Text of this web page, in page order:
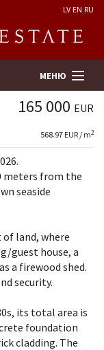
LV EN RU
МЕНЮ
165 000 EUR
568.97 EUR / m2
meters from the
seaside
land, where
guest house, a
a firewood shed.
security.
its total area is
foundation
cladding. The